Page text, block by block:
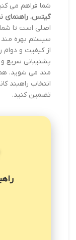
شما فراهم می
گیتس، راهنمای
اصلی است تا
سیستم بهره مند
از کیفیت و دوام
پشتیبانی سریع
مند می شوید.
انتخاب راهبند
تضمین کنید.